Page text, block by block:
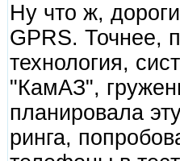
Ну что ж,
GPRS. Точнее,
технология,
"КамАЗ",
планировала
ринга,